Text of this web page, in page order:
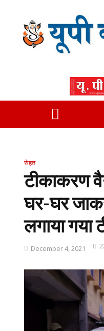
सेहत
टीकाकरण
घर-घर
लगाया गया
December 4, 2021